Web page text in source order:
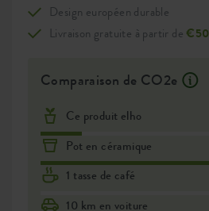
Design européen durable
Livraison gratuite à partir de€50
Comparaison de CO2e
Ce produit elho
Pot en céramique
1 tasse de café
10 km en voiture